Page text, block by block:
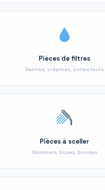
Pièces de filtres
Vannes, crépines, collecteurs
Pièces à sceller
Skimmers, buses, bondes